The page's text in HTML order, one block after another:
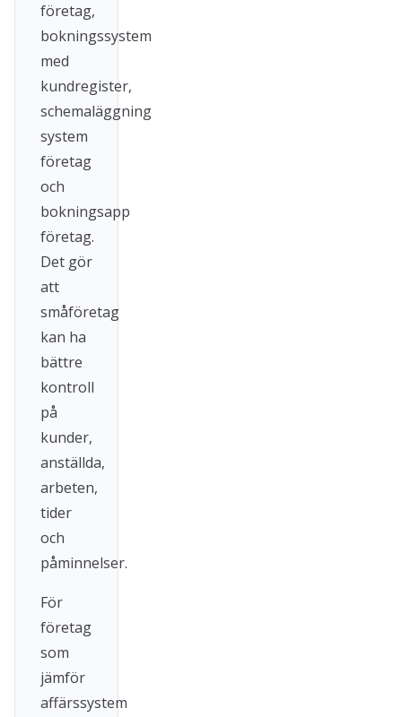
företag,
bokningssystem
med
kundregister,
schemaläggning
system
företag
och
bokningsapp
företag.
Det gör
att
småföretag
kan ha
bättre
kontroll
på
kunder,
anställda,
arbeten,
tider
och
påminnelser.
För
företag
som
jämför
affärssystem